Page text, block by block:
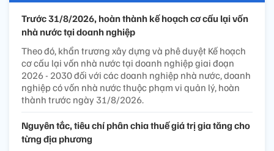
Trước 31/8/2026, hoàn thành kế hoạch cơ cấu lại vốn
nhà nước tại doanh nghiệp
Theo đó, khẩn trương xây dựng và phê duyệt Kế hoạch
cơ cấu lại vốn nhà nước tại doanh nghiệp giai đoạn
2026 - 2030 đối với các doanh nghiệp nhà nước, doanh
nghiệp có vốn nhà nước thuộc phạm vi quản lý, hoàn
thành trước ngày 31/8/2026.
Nguyên tắc, tiêu chí phân chia thuế giá trị gia tăng cho
từng địa phương